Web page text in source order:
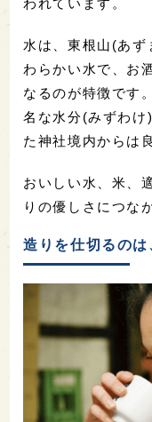
水は、東根山(あ
わらかい水で、お
なるのが特徴です
名な水分(みずわ
た神社境内からは
おいしい水、米、
りの優しさにつな
造りを仕切るの